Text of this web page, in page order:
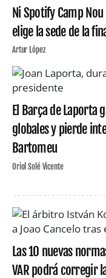
Ni Spotify Camp
elige la sede de la
Artur López
El Barça de Laporta
globales y pierde
Bartomeu
Oriol Solé Vicente
Las 10 nuevas
VAR podrá corregir